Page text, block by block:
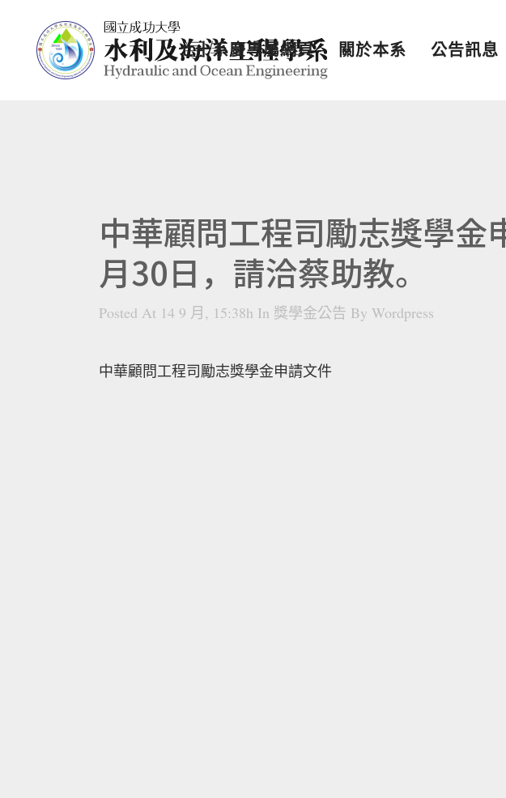
七十系慶專屬網頁 關於本系 公告訊息
中華顧問工程司勵志獎學金
月30日，請洽蔡助教。
Posted At 14 9 月, 15:38h In 獎學金公告 By Wordpress
中華顧問工程司勵志獎學金申請文件